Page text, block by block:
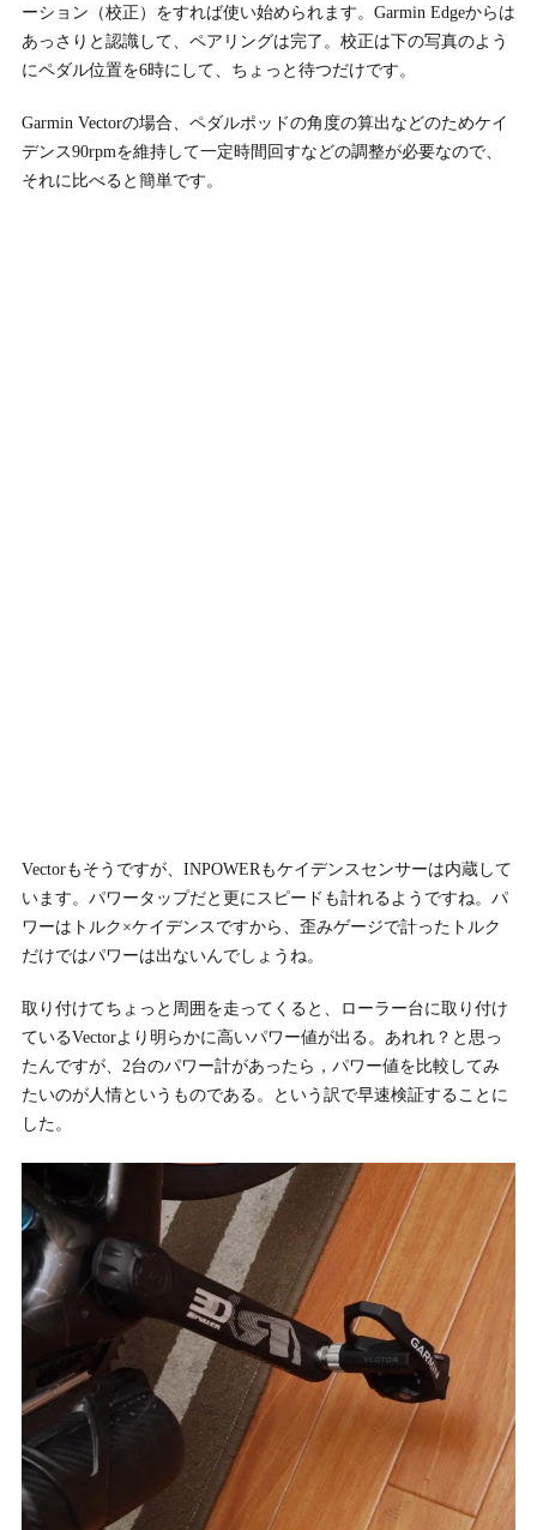
ーション（校正）をすれば使い始められます。Garmin Edgeからは
あっさりと認識して、ペアリングは完了。校正は下の写真のよう
にペダル位置を6時にして、ちょっと待つだけです。
Garmin Vectorの場合、ペダルポッドの角度の算出などのためケイ
デンス90rpmを維持して一定時間回すなどの調整が必要なので、
それに比べると簡単です。
Vectorもそうですが、INPOWERもケイデンスセンサーは内蔵して
います。パワータップだと更にスピードも計れるようですね。パ
ワーはトルク×ケイデンスですから、歪みゲージで計ったトルク
だけではパワーは出ないんでしょうね。
取り付けてちょっと周囲を走ってくると、ローラー台に取り付け
ているVectorより明らかに高いパワー値が出る。あれれ？と思っ
たんですが、2台のパワー計があったら，パワー値を比較してみ
たいのが人情というものである。という訳で早速検証することに
した。